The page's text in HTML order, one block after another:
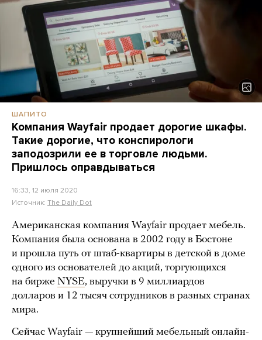
ШАПИТО
Компания Wayfair продает дорогие шкафы.
Такие дорогие, что конспирологи
заподозрили ее в торговле людьми.
Пришлось оправдываться
16:33, 12 июля 2020
Источник: The Daily Dot
Американская компания Wayfair продает мебель.
Компания была основана в 2002 году в Бостоне
и прошла путь от штаб-квартиры в детской в доме
одного из основателей до акций, торгующихся
на бирже NYSE, выручки в 9 миллиардов
долларов и 12 тысяч сотрудников в разных странах
мира.
Сейчас Wayfair — крупнейший мебельный онлайн-